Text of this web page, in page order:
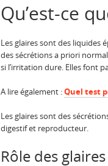
Qu’est-ce
Les glaires sont des liquides
des sécrétions a priori
si l’irritation dure. Elles font
A lire également :Quel test
Les glaires sont des
digestif et reproducteur.
Rôle des glaires